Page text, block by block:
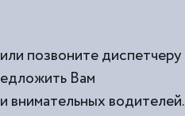
позвоните диспетчеру
Вам
водителей.